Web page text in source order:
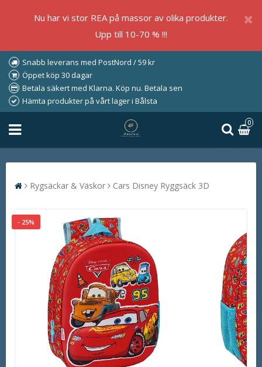
Nu har vi stor REA på massor av olika produkter.
Upp till 10-70 % !!!
Snabb leverans med PostNord / 59 kr
Öppet köp 30 dagar
Betala säkert med Klarna. Köp nu. Betala sen
Hämta produkter på vårt lager i Bålsta
0
Rygsäckar & Väskor Cars Disney Ryggsäck 3D
- 25%